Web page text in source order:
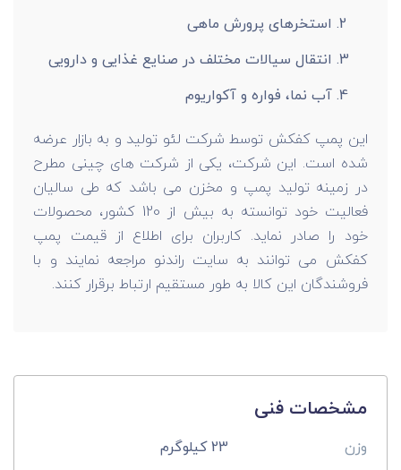
استخرهای پرورش ماهی
انتقال سیالات مختلف در صنایع غذایی و دارویی
آب نما، فواره و آکواریوم
این پمپ کفکش توسط شرکت لئو تولید و به بازار عرضه
شده است. این شرکت، یکی از شرکت های چینی مطرح
در زمینه تولید پمپ و مخزن می باشد که طی سالیان
فعالیت خود توانسته به بیش از 120 کشور، محصولات
خود را صادر نماید. کاربران برای اطلاع از قیمت پمپ
کفکش می توانند به سایت راندنو مراجعه نمایند و با
فروشندگان این کالا به طور مستقیم ارتباط برقرار کنند.
مشخصات فنی
وزن 23 کیلوگرم